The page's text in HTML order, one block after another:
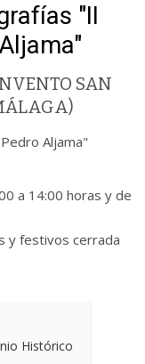
"II
SAN
Aljama"
a 14:00 horas y de
y festivos cerrada
Histórico